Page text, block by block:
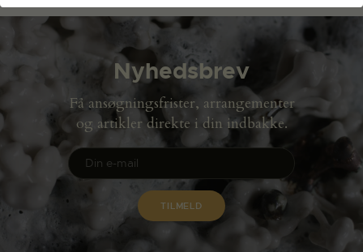
Nyhedsbrev
Få ansøgningsfrister, arrangementer
og artikler direkte i din indbakke.